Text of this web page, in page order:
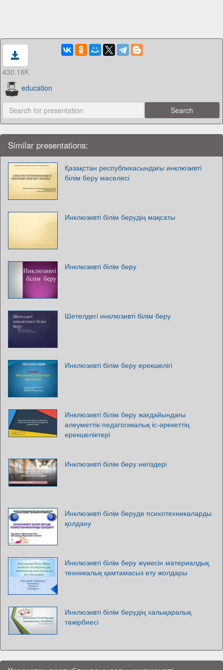
430.18K
education
Similar presentations:
Қазақстан республикасындағы инклюзивті
білім беру мәселесі
Инклюзивті білім берудің мақсаты
Инклюзивті білім беру
Шетелдегі инклюзивті білім беру
Инклюзивті білім беру ерекшелігі
Инклюзивті білім беру жағдайындағы
әлеуметтік-педагогикалық іс-әрекеттің
ерекшеліктері
Инклюзивті білім беру негіздері
Инклюзивті білім беруде психотехникаларды
қолдану
Инклюзивті білім беру жүиесін материалдық
техникалық қамтамасыз ету жолдары
Инклюзивті білім берудің халықаралық
тәжірбиесі